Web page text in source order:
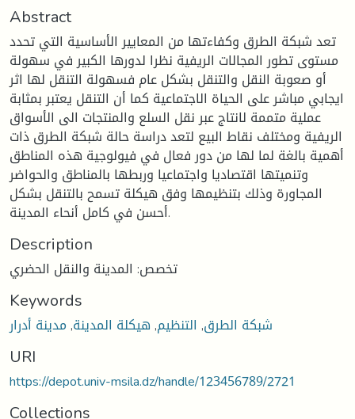
Abstract
تعد شبكة الطرق وكفاءتها من المعايير الأساسية التي تحدد
مستوى تطور المجالات الريفية نظرا لدورها الكبير في سهولة
أو صعوبة النقل والتنقل بشكل عام فسهولة التنقل لها اثر
ايجابي مباشر على الحياة الاجتماعية كما أن التنقل يعتبر بمثابة
عملية متممة لانتاج عبر نقل السلع والمنتجات الى الأسواق
الريفية ومختلف نقاط البيع لتعد دراسة حالة شبكة الطرق ذات
أهمية بالغة لما لها من دور فعال في فيولوجية هذه المناطق
وتنميتها اقتصاديا واجتماعيا وربطها بالمناطق والحواضر
المجاورة وذلك بتنظيمها وفق هيكلة تسمح بالتنقل بشكل
أحسن في كامل أنحاء المدينة.
Description
تخصص: المدينة والنقل الحضري
Keywords
شبكة الطرق, التنظيم,هيكلة المدينة,مدينة أدرار
URI
https://depot.univ-msila.dz/handle/123456789/2721
Collections